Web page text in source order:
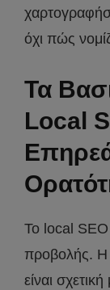
όχι πώς
Τα
Local
Το local SEO
προβολής. Η
είναι